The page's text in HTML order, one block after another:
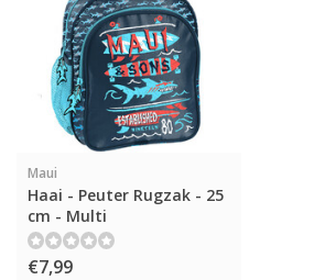
Maui
Haai - Peuter Rugzak - 25
cm - Multi
€7,99